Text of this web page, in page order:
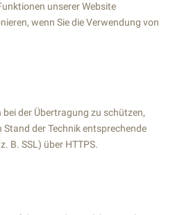
unserer Website
wenn Sie die Verwendung von
bei der Übertragung zu schützen,
der Technik entsprechende
B. SSL) über HTTPS.